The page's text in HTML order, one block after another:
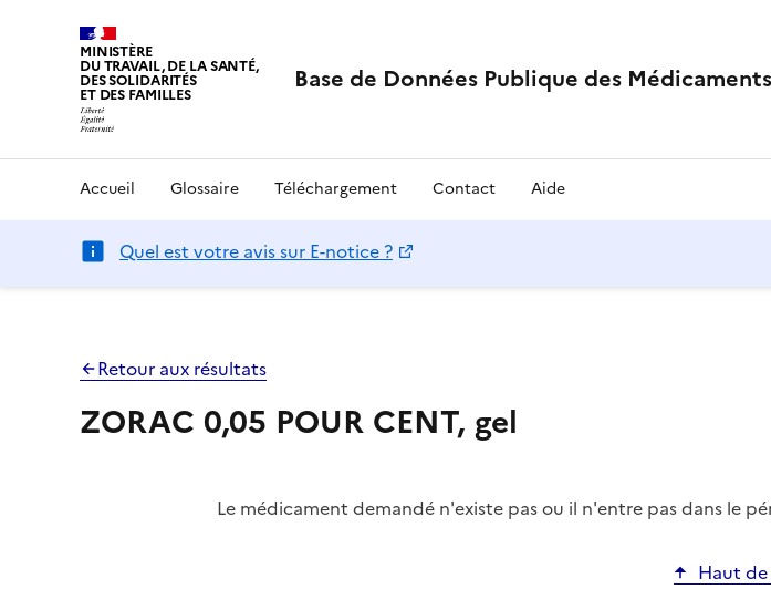
MINISTÈRE
DU TRAVAIL, DE LA SANTÉ,
DES SOLIDARITÉS
ET DES FAMILLES Base de Données Publique des Médicaments
Accueil Glossaire Téléchargement Contact Aide
Quel est votre avis sur E-notice ?
Retour aux résultats
ZORAC 0,05 POUR CENT, gel
Le médicament demandé n'existe pas ou il n'entre pas dans le
Haut